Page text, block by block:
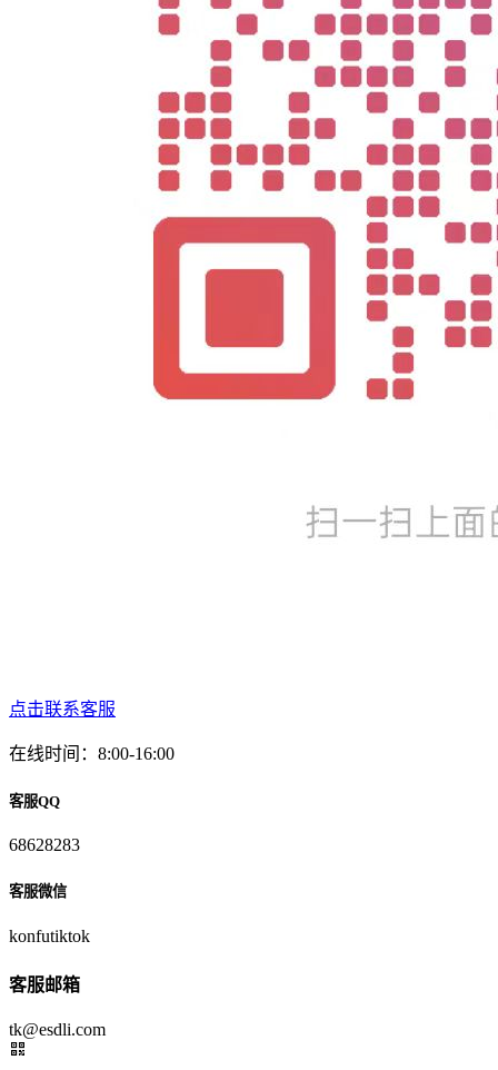
点击联系客服
在线时间：8:00-16:00
客服QQ
68628283
客服微信
konfutiktok
客服邮箱
tk@esdli.com